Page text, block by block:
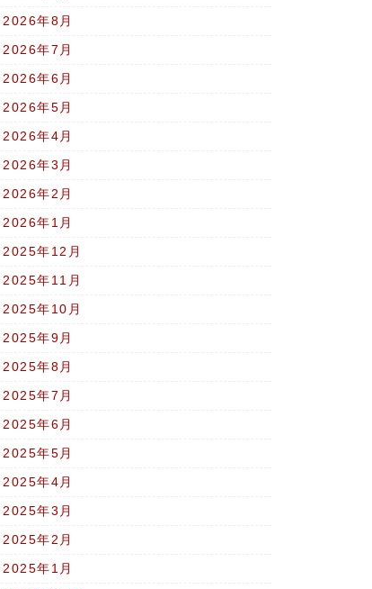
2026年8月
2026年7月
2026年6月
2026年5月
2026年4月
2026年3月
2026年2月
2026年1月
2025年12月
2025年11月
2025年10月
2025年9月
2025年8月
2025年7月
2025年6月
2025年5月
2025年4月
2025年3月
2025年2月
2025年1月